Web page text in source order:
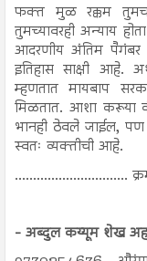
फक्त मुळ रक्कम
तुमच्यावरही अन्याय
आदरणीय अंतिम
इतिहास साक्षी आहे.
म्हणतात मायबाप
मिळतात. आशा करूया
भानही ठेवले जाईल, पण
स्वतः व्यक्तीची आहे.
...............................
- अब्दुल कय्यूम शेख